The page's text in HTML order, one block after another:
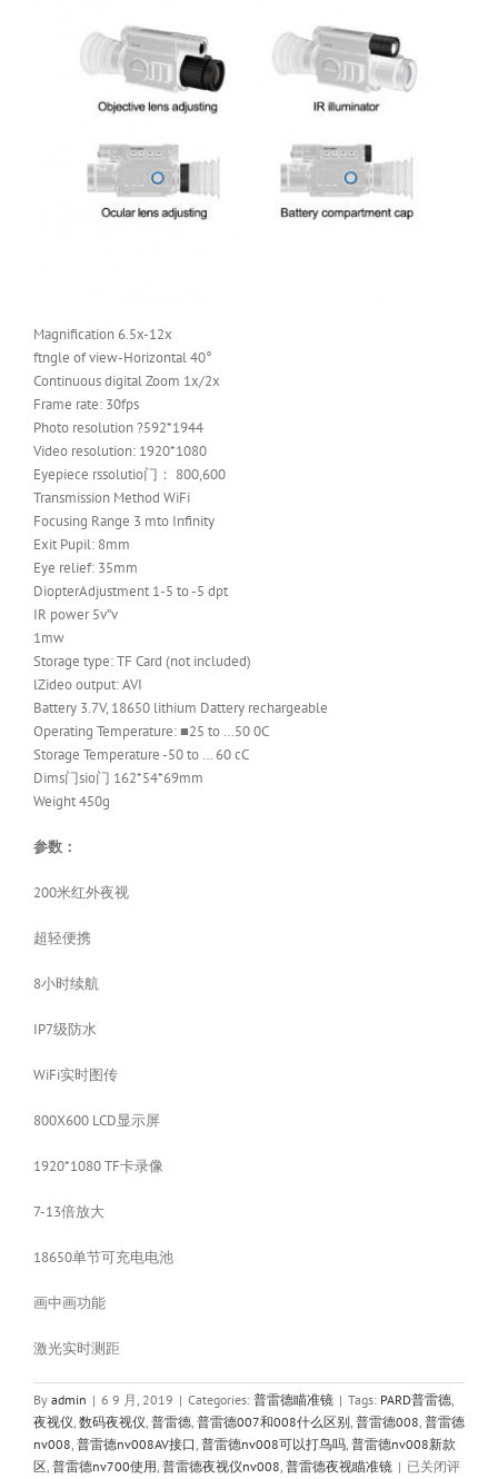
Magnification 6.5x-12x
ftngle of view-Horizontal 40°
Continuous digital Zoom 1x/2x
Frame rate: 30fps
Photo resolution ?592*1944
Video resolution: 1920*1080
Eyepiece rssolutio门： 800,600
Transmission Method WiFi
Focusing Range 3 mto Infinity
Exit Pupil: 8mm
Eye relief: 35mm
DiopterAdjustment 1-5 to -5 dpt
IR power 5v”v
1mw
Storage type: TF Card (not included)
lZideo output: AVI
Battery 3.7V, 18650 lithium Dattery rechargeable
Operating Temperature: ■25 to …50 0C
Storage Temperature -50 to … 60 cC
Dims门sio门 162*54*69mm
Weight 450g
参数：
200米红外夜视
超轻便携
8小时续航
IP7级防水
WiFi实时图传
800X600 LCD显示屏
1920*1080 TF卡录像
7-13倍放大
18650单节可充电电池
画中画功能
激光实时测距
By admin | 6 9 月, 2019 | Categories: 普雷德瞄准镜 | Tags: PARD普雷德,
夜视仪, 数码夜视仪, 普雷德, 普雷德007和008什么区别, 普雷德008, 普雷德
nv008, 普雷德nv008AV接口, 普雷德nv008可以打鸟吗, 普雷德nv008新款
区, 普雷德nv700使用, 普雷德夜视仪nv008, 普雷德夜视瞄准镜 | PARD
已关闭评